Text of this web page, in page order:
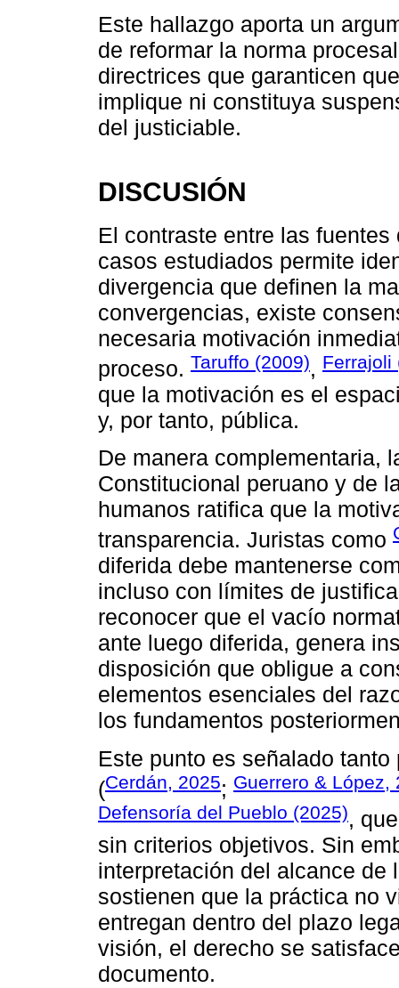
Este hallazgo aporta un
de reformar la norma
directrices que garanticen
implique ni constituya
del justiciable.
DISCUSIÓN
El contraste entre las
casos estudiados permite
divergencia que definen la
convergencias, existe
necesaria motivación
proceso. Taruffo (2009), Ferrajoli
que la motivación es el
y, por tanto, pública.
De manera complementaria,
Constitucional peruano y de
humanos ratifica que la
transparencia. Juristas como
diferida debe mantenerse
incluso con límites de
reconocer que el vacío
ante luego diferida, genera
disposición que obligue a
elementos esenciales del
los fundamentos
Este punto es señalado
(Cerdán, 2025; Guerrero & López,
Defensoría del Pueblo (2025),
sin criterios objetivos. Sin
interpretación del alcance de
sostienen que la práctica no
entregan dentro del plazo
visión, el derecho se
documento.